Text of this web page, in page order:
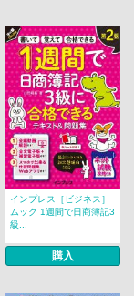
インプレス［ビジネス］
ムック 1週間で日商簿記3
級...
購入